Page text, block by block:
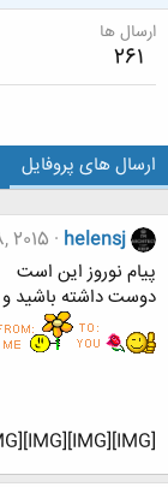
ارسال ها
261
ارسال های پروفایل
helensj
2015
پیام نوروز این است
دوست داشته باشید
[IMG][IMG][IMG][IMG][IMG]